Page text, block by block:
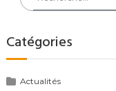
:
Catégories
Actualités